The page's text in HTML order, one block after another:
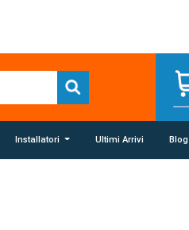
Installatori Ultimi Arrivi Blog